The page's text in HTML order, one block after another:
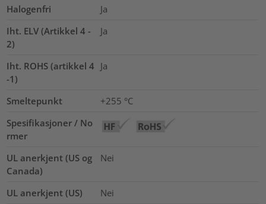
Halogenfri
Ja
Iht. ELV (Artikkel 4 -
2)
Ja
Iht. ROHS (artikkel 4
-1)
Ja
Smeltepunkt
+255 °C
Spesifikasjoner / No
rmer
UL anerkjent (US og
Canada)
Nei
UL anerkjent (US)
Nei